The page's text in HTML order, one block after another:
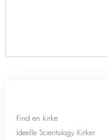
Find en kirke
Ideelle Scientology Kirker